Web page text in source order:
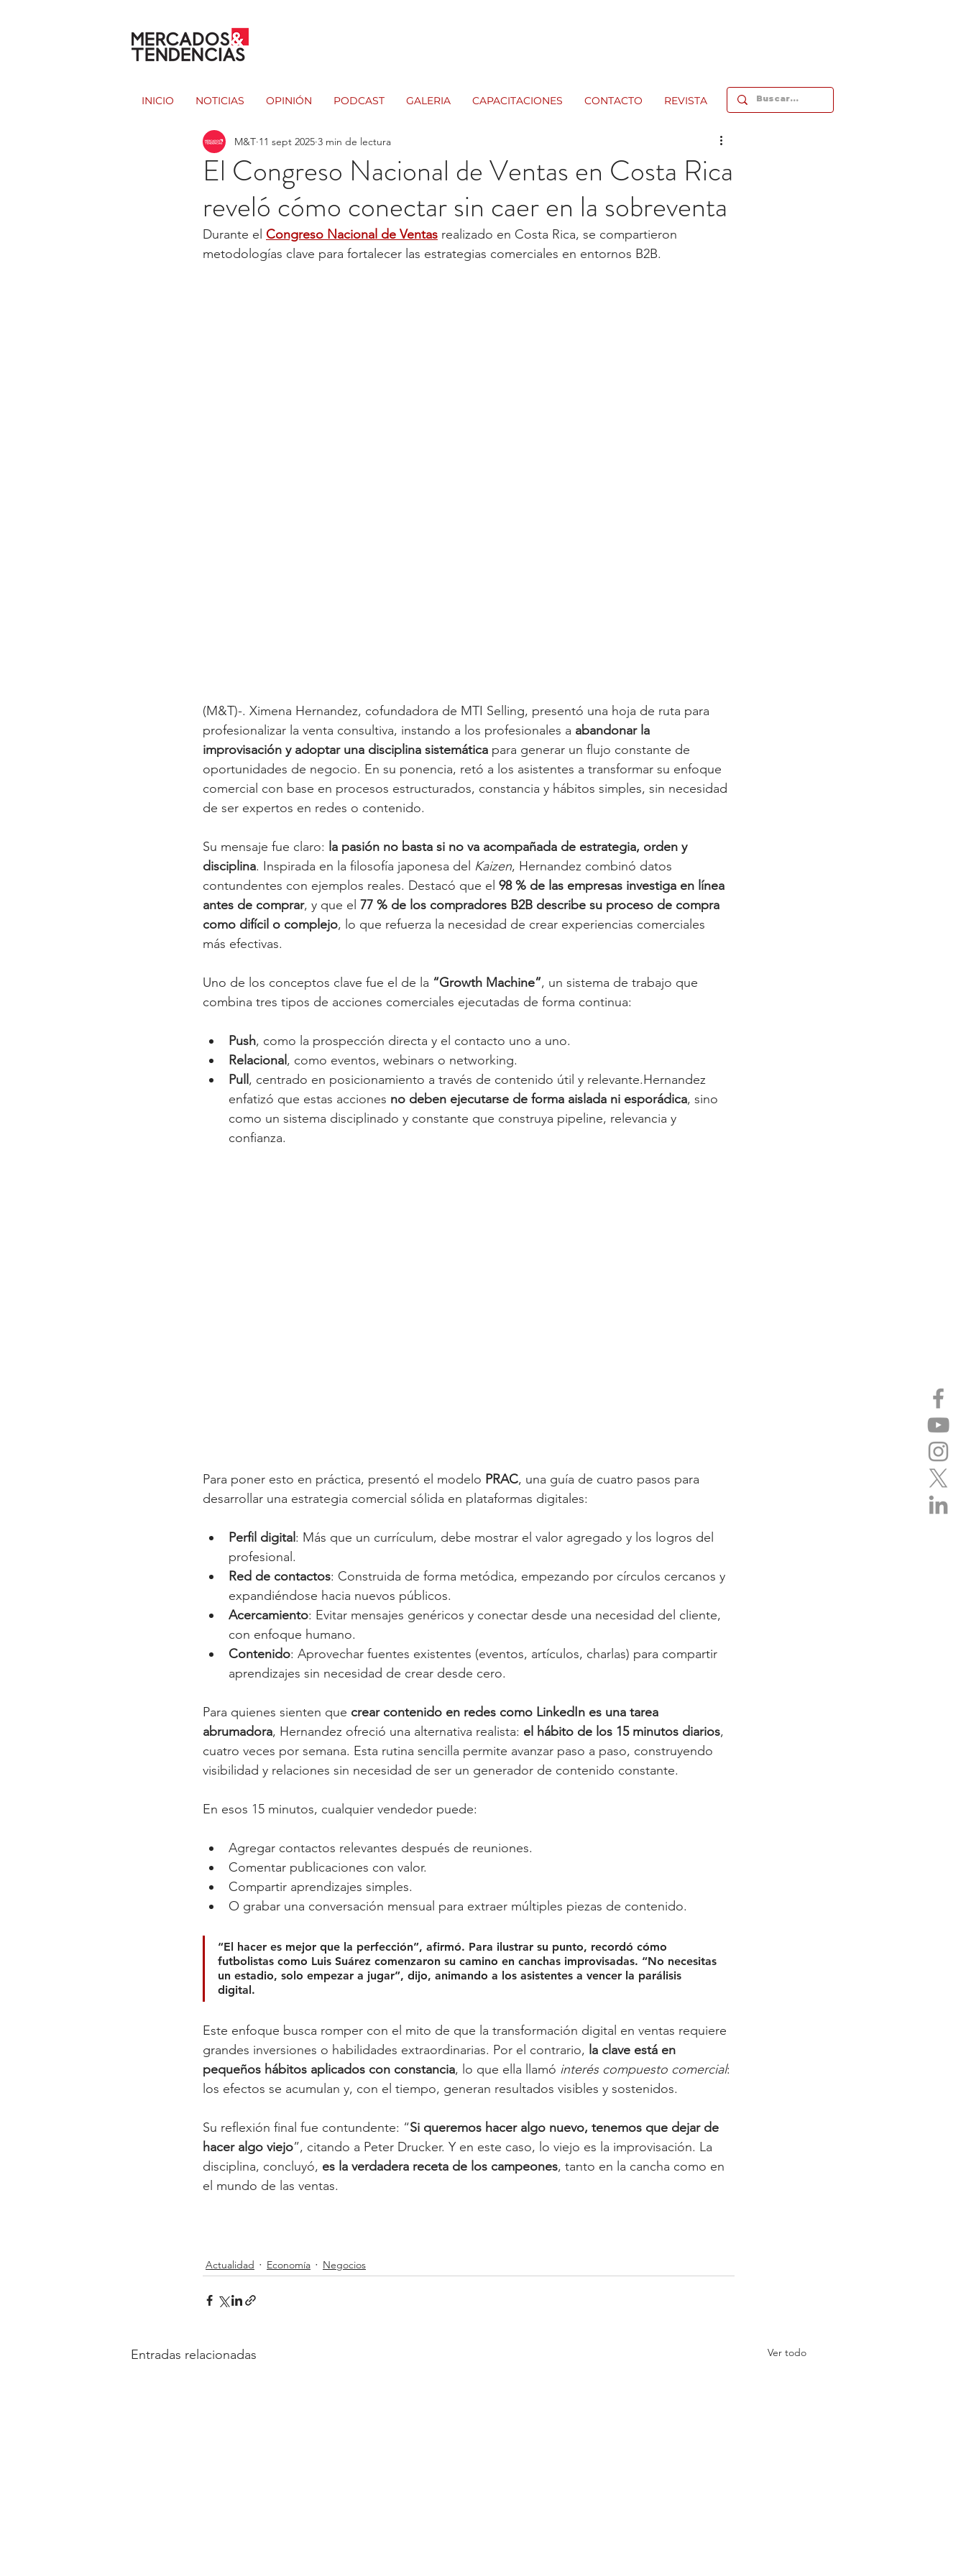
INICIO NOTICIAS OPINIÓN PODCAST GALERIA CAPACITACIONES CONTACTO REVISTA
El Congreso Nacional de Ventas en Costa Rica
reveló cómo conectar sin caer en la sobreventa
M&T 11 sept 2025 3 min de lectura
Durante el Congreso Nacional de Ventas realizado en Costa Rica, se compartieron
metodologías clave para fortalecer las estrategias comerciales en entornos B2B.
(M&T)-. Ximena Hernandez, cofundadora de MTI Selling, presentó una hoja de ruta para
profesionalizar la venta consultiva, instando a los profesionales a abandonar la
improvisación y adoptar una disciplina sistemática para generar un flujo constante de
oportunidades de negocio. En su ponencia, retó a los asistentes a transformar su enfoque
comercial con base en procesos estructurados, constancia y hábitos simples, sin necesidad
de ser expertos en redes o contenido.
Su mensaje fue claro: la pasión no basta si no va acompañada de estrategia, orden y
disciplina. Inspirada en la filosofía japonesa del Kaizen, Hernandez combinó datos
contundentes con ejemplos reales. Destacó que el 98 % de las empresas investiga en línea
antes de comprar, y que el 77 % de los compradores B2B describe su proceso de compra
como difícil o complejo, lo que refuerza la necesidad de crear experiencias comerciales
más efectivas.
Uno de los conceptos clave fue el de la “Growth Machine”, un sistema de trabajo que
combina tres tipos de acciones comerciales ejecutadas de forma continua:
Push, como la prospección directa y el contacto uno a uno.
Relacional , como eventos, webinars o networking.
Pull , centrado en posicionamiento a través de contenido útil y relevante.Hernandez
enfatizó que estas acciones no deben ejecutarse de forma aislada ni esporádica, sino
como un sistema disciplinado y constante que construya pipeline, relevancia y
confianza.
Para poner esto en práctica, presentó el modelo PRAC, una guía de cuatro pasos para
desarrollar una estrategia comercial sólida en plataformas digitales:
Perfil digital : Más que un currículum, debe mostrar el valor agregado y los logros del
profesional.
Red de contactos: Construida de forma metódica, empezando por círculos cercanos y
expandiéndose hacia nuevos públicos.
Acercamiento: Evitar mensajes genéricos y conectar desde una necesidad del cliente,
con enfoque humano.
Contenido: Aprovechar fuentes existentes (eventos, artículos, charlas) para compartir
aprendizajes sin necesidad de crear desde cero.
Para quienes sienten que crear contenido en redes como LinkedIn es una tarea
abrumadora, Hernandez ofreció una alternativa realista: el hábito de los 15 minutos diarios,
cuatro veces por semana. Esta rutina sencilla permite avanzar paso a paso, construyendo
visibilidad y relaciones sin necesidad de ser un generador de contenido constante.
En esos 15 minutos, cualquier vendedor puede:
Agregar contactos relevantes después de reuniones.
Comentar publicaciones con valor.
Compartir aprendizajes simples.
O grabar una conversación mensual para extraer múltiples piezas de contenido.
“El hacer es mejor que la perfección”, afirmó. Para ilustrar su punto, recordó cómo
futbolistas como Luis Suárez comenzaron su camino en canchas improvisadas. “No necesitas
un estadio, solo empezar a jugar”, dijo, animando a los asistentes a vencer la parálisis
digital.
Este enfoque busca romper con el mito de que la transformación digital en ventas requiere
grandes inversiones o habilidades extraordinarias. Por el contrario, la clave está en
pequeños hábitos aplicados con constancia, lo que ella llamó interés compuesto comercial:
los efectos se acumulan y, con el tiempo, generan resultados visibles y sostenidos.
Su reflexión final fue contundente: “Si queremos hacer algo nuevo, tenemos que dejar de
hacer algo viejo”, citando a Peter Drucker. Y en este caso, lo viejo es la improvisación. La
disciplina, concluyó, es la verdadera receta de los campeones, tanto en la cancha como en
el mundo de las ventas.
Actualidad Economía Negocios
Entradas relacionadas Ver todo